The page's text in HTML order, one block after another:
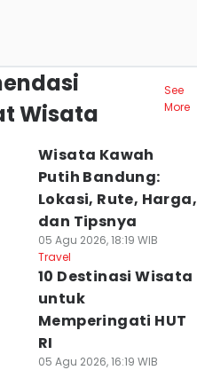
Wisata
See
More
Wisata Kawah
Putih Bandung:
Lokasi, Rute, Harga,
dan Tipsnya
05 Agu 2026, 18:19 WIB
Travel
10 Destinasi Wisata
untuk
Memperingati HUT
RI
05 Agu 2026, 16:19 WIB